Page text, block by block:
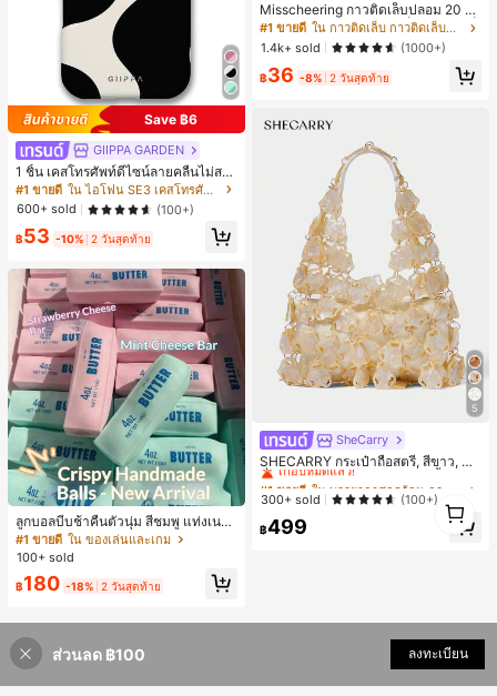
Save ฿6
GIIPPA GARDEN
1 ชิ้น เคสโทรศัพท์ดีไซน์ลายคลื่นไม่สม
มาตรสำหรับ Phone 17 Pro Max, เหม
าะสำหรับ Phone 16 Pro Max, 15 Pro
Max, 14 Pro Max, เคสโทรศัพท์สไตล์เ
กาหลีและน่าสนใจ, เข้ากันได้กับ 11/12/
13/14/15/16 Pro Max Plus, ดีไซน์หรู
ขวัญในอุดมคติสำหรับคริสต์มาส, วันว
าเลนไทน์, อีสเตอร์, ฤดูแต่งงานและวันเ
กิดสำหรับแฟนสาว
#1 ขายดี
ใน ไอโฟน SE3 เคสโทรศัพท์แฟชั่น
600+ sold
(100+)
฿53 -10% 2 วันสุดท้าย
ลูกบอลบีบช้าคืนตัวนุ่ม สีชมพู แท่งเนย
บีบคลายเครียด นุ่มยืดหยุ่น ของเล่นบีบ
4 ออนซ์ ของเล่นเกลือ เหมาะสำหรับขอ
ของขวัญวันเกิด ของขวัญอีสเตอร์ ของ
งเล่นสำหรับผู้ใหญ่ ผู้หญิง สกวิชชี่กรอบ
สกวิชชี่เนยกรอบ บีบ ลูกบอลสลัชชี่
#1 ขายดี ใน ของเล่นและเกม
100+ sold
฿180 -18% 2 วันสุดท้าย
Misscheering กาวติดเล็บปลอม 20 กรั
ม แรงยึดสูง เจลสติกเกอร์เล็บนุ่ม แห้งเร็
ว เหมาะสำหรับผู้เริ่มต้นทำเล็บ ติดทนน
าน
#1 ขายดี
ใน กาวติดเล็บ กาวติดเล็บและสารยึดติด
1.4k+ sold
(1000+)
฿36 -8% 2 วันสุดท้าย
5
SheCarry
SHECARRY กระเป๋าถือสตรี, สีขาว, แฟ
ชั่น, สง่างาม, วันหยุด, งานปาร์ตี้
#1 ขายดี
เกือบหมดแล้ว!
#1 ขายดี
เกือบหมดแล้ว!
#1 ขายดี
เกือบหมดแล้ว!
#1 ขายดี
ใน บรรยากาศฤดูร้อน กระเป๋าหูหิ้วด้านบนผู้หญิง
เกือบหมดแล้ว!
300+ sold (100+)
฿499
1
ส่วนลด ฿100 ลงทะเบียน